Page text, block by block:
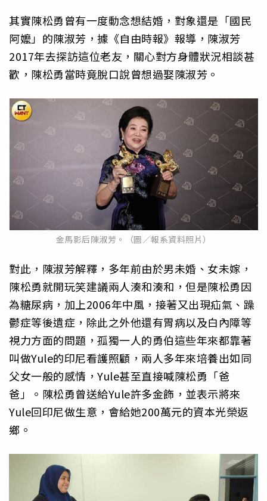
其實陳松勇曾有一度動念想結婚，對象還是「國民
阿嬤」的陳淑芳，據《自由時報》報導，陳淑芳
2017年去探訪這位老友，關心對方身體狀況相談甚
歡，陳松勇當時竟脫口說曾想過娶陳淑芳。
金馬影后陳淑芳。（圖／報系資料照片）
對此，陳淑芳解釋，多年前由於男未婚、女未嫁，
陳松勇就開玩笑建議兩人湊和湊和，但是陳松勇因
為糖尿病，加上2006年中風，接著又出現疝氣、躁
鬱症等後遺症，除此之外他還有胃病以及白內障等
視力方面的問題，孤獨一人的勇伯這些年來都靠著
叫做Yule的印尼看護照顧，兩人多年來培養出如同
父女一般的感情，Yule甚至直接喊陳松勇「爸
爸」。陳松勇曾送給Yule許多金飾，並表示將來
Yule回印尼做生意，會給她200萬元的資本光榮返
鄉。